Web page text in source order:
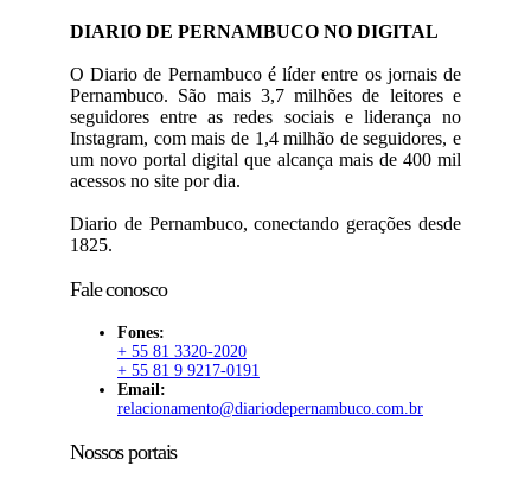
DIARIO DE PERNAMBUCO NO DIGITAL
O Diario de Pernambuco é líder entre os jornais de
Pernambuco. São mais 3,7 milhões de leitores e
seguidores entre as redes sociais e liderança no
Instagram, com mais de 1,4 milhão de seguidores, e
um novo portal digital que alcança mais de 400 mil
acessos no site por dia.
Diario de Pernambuco, conectando gerações desde
1825.
Fale conosco
Fones:
+ 55 81 3320-2020
+ 55 81 9 9217-0191
Email:
relacionamento@diariodepernambuco.com.br
Nossos portais